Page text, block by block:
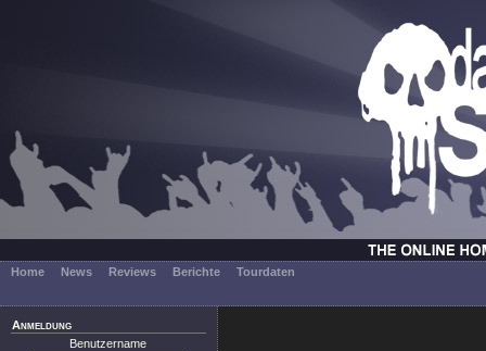
Home News Reviews Berichte Tourdaten
Anmeldung
Benutzername